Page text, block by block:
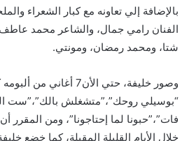
بالإضافة إلي تعاونه مع كبار الشعراء
الفنان رامي جمال، والشاعر محمد
شتا، ومحمد رمضان، ومونتي.
وصور خليفة، حتي الأن7
“بوسيلي روحك”،”متشغلش بالك”،”ست
فات”،”حبونا لما إحتاجونا”، ومن المقرر
خلال الأيام القليلة المقبلة، كما خضع